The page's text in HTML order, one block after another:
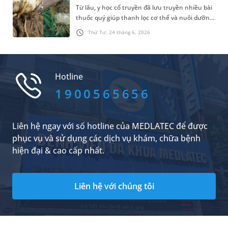
Thứ Tư, 24 tháng 6, 2026
Từ lâu, y học cổ truyền đã lưu truyền nhiều bài
thuốc quý giúp thanh lọc cơ thể và nuôi dưỡng
tinh thần. Trong số, bách hợp được biết đến là
một vị thuốc có khả năng thanh tâm, an thần
thảo dược này sở hữu những giá trị sức khỏe
Hotline
1900565656
Liên hệ ngay với số hotline của MEDLATEC để được
phục vụ và sử dụng các dịch vụ khám, chữa bệnh
hiện đại & cao cấp nhất.
Liên hệ với chúng tôi